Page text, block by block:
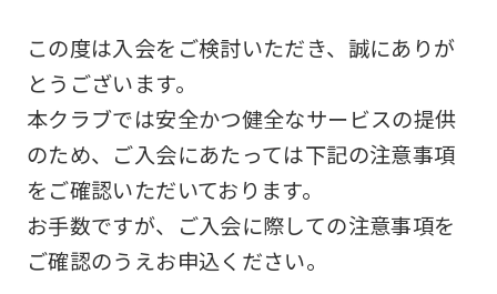
この度は入会をご検討いただき、誠にありが
とうございます。
本クラブでは安全かつ健全なサービスの提供
のため、ご入会にあたっては下記の注意事項
をご確認いただいております。
お手数ですが、ご入会に際しての注意事項を
ご確認のうえお申込ください。